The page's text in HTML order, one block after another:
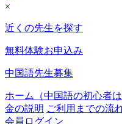
×
近くの先生を探す
無料体験お申込み
中国語先生募集
ホーム（中国語の初心者は
金の説明 ご利用までの流
会員ログイン